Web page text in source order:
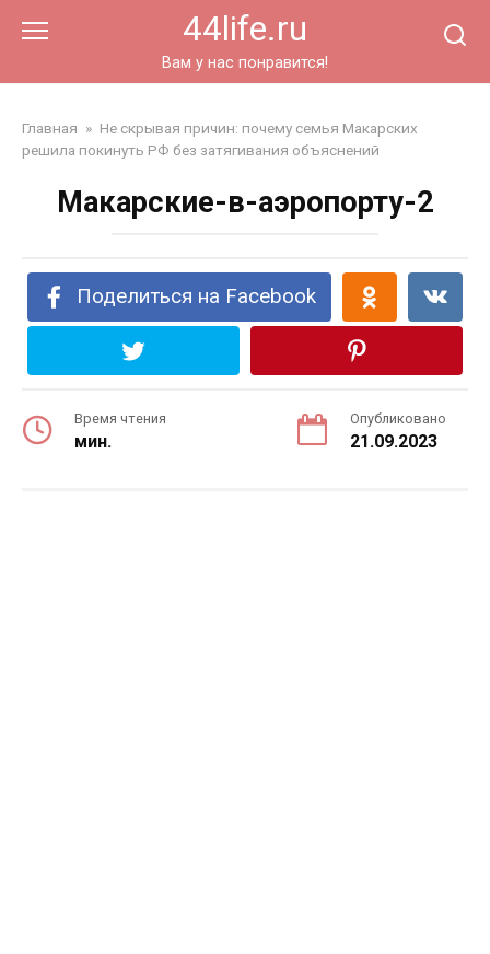
44life.ru
Вам у нас понравится!
Главная » Не скрывая причин: почему семья Макарских
решила покинуть РФ без затягивания объяснений
Макарские-в-аэропорту-2
Поделиться на Facebook
Время чтения
мин.
Опубликовано
21.09.2023